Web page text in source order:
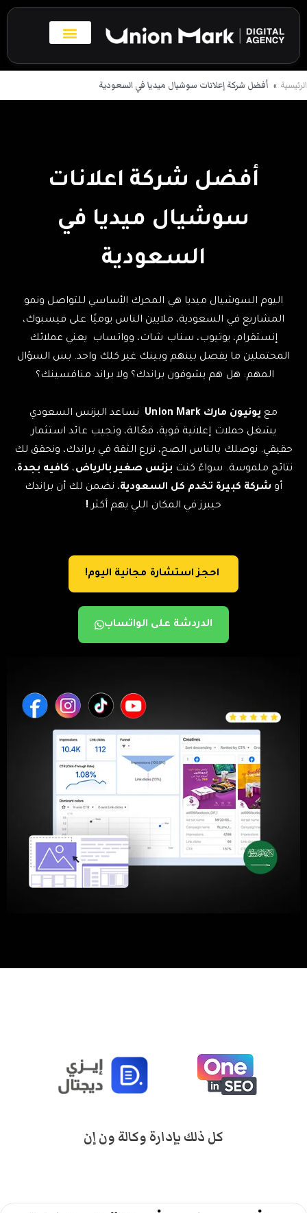
تخطي
المحتوى
الرئيسية أفضل شركة إعلانات سوشيال ميديا في السعودية
أفضل شركة اعلانات
سوشيال ميديا في
السعودية
اليوم السوشيال ميديا هي المحرك الأساسي للتواصل ونمو
المشاريع في السعودية، ملايين الناس يوميًا على فيسبوك،
إنستقرام، يوتيوب، سناب شات، وواتساب يعني عملائك
المحتملين ما يفصل بينهم وبينك غير كلك واحد. بس السؤال
المهم: هل هم يشوفون براندك؟ ولا براند منافسينك؟
مع يونيون مارك Union Mark
نساعد البزنس السعودي
يشغل حملات إعلانية قوية، فعّالة، وتجيب عائد استثمار
حقيقي. نوصلك بالناس الصح، نزرع الثقة في براندك، ونحقق لك
نتائج ملموسة. سواءً كنت بزنس صغير بالرياض، كافيه بجدة،
أو شركة كبيرة تخدم كل السعودية، نضمن لك أن براندك
حيبرز في المكان اللي يهم أكثر.!
احجز استشارة مجانية اليوم!
الدردشة على الواتساب
كل ذلك بإدارة وكالة ون إن